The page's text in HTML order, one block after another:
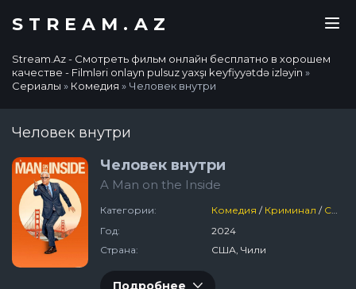
STREAM.AZ
Stream.Az - Смотреть фильм онлайн бесплатно в хорошем
качестве - Filmləri onlayn pulsuz yaxşı keyfiyyətdə izləyin »
Сериалы » Комедия » Человек внутри
Человек внутри
Человек внутри
A Man on the Inside
Категории: Комедия / Криминал / США
Год:
2024
Страна:
США, Чили
Подробнее